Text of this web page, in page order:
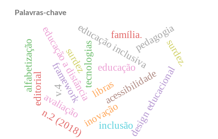
Palavras-chave
educação
educação a distânciaeducação inclusiva
acessibilidade
framework design educacional
tecnologias
inovação
avaliação
pedagogia
editorial v.4
n.2 (2018)
libras
família.
alfabetização surdez.
inclusão
surdez